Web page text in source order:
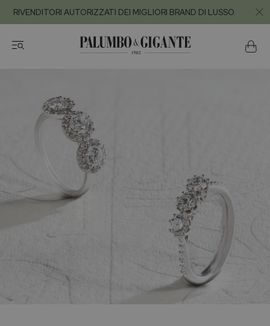
RIVENDITORI AUTORIZZATI DEI MIGLIORI BRAND DI LUSSO.